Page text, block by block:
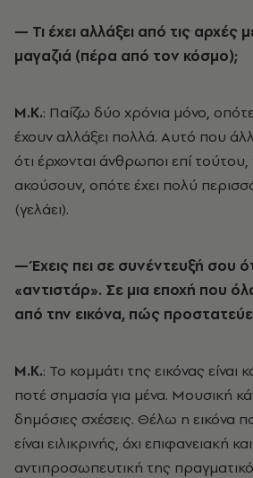
— Τι έχει αλλάξει από τις αρχές
μαγαζιά (πέρα από τον κόσμο);
Μ.Κ.: Παίζω δύο χρόνια μόνο,
έχουν αλλάξει πολλά. Αυτό που
ότι έρχονται άνθρωποι επί τούτου,
ακούσουν, οπότε έχει πολύ
(γελάει).
— Έχεις πει σε συνέντευξή σου
«αντιστάρ». Σε μια εποχή που
από την εικόνα, πώς
Μ.Κ.: Το κομμάτι της εικόνας είναι
ποτέ σημασία για μένα. Μουσική
δημόσιες σχέσεις. Θέλω η εικόνα
είναι ειλικρινής, όχι επιφανειακή
αντιπροσωπευτική της